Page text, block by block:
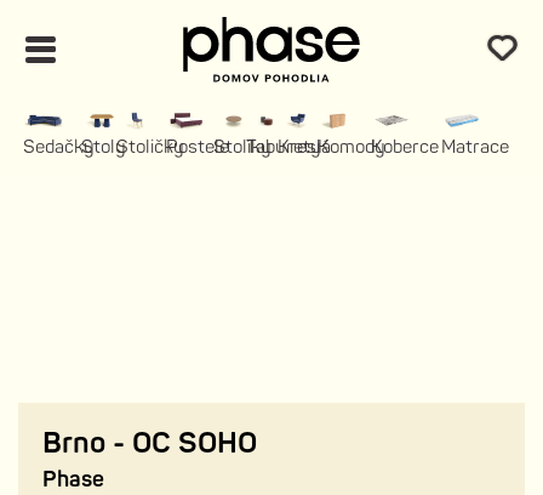
SedačkyStolyStoličkyPosteleStolíkyTaburety
KresláKomodyKoberceMatrace
Brno - OC SOHO
Phase